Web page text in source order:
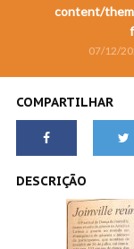
content/
07/12/
COMPARTILHAR
DESCRIÇÃO